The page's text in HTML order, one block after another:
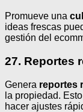
Promueve una
ideas frescas
gestión del
27. Reportes
Genera reportes
la propiedad.
hacer ajustes